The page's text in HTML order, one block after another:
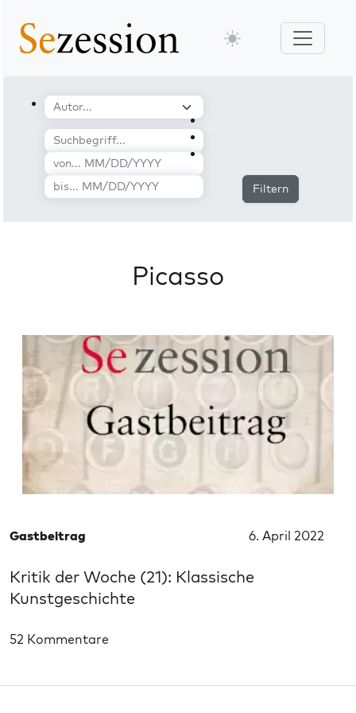
Filtern
Picasso
Gastbeitrag 6. April 2022
Kritik der Woche (21): Klassische
Kunstgeschichte
52 Kommentare